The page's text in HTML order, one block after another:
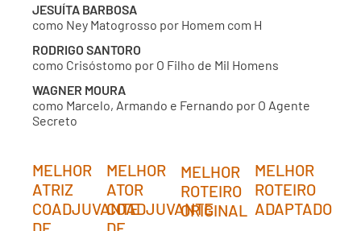
JESUÍTA BARBOSA
como Ney Matogrosso por Homem com H
RODRIGO SANTORO
como Crisóstomo por O Filho de Mil Homens
WAGNER MOURA
como Marcelo, Armando e Fernando por O Agente
Secreto
MELHOR
ATRIZ
COADJUVANTE
MELHOR
ATOR
COADJUVANTE
MELHOR
ROTEIRO
ORIGINAL
MELHOR
ROTEIRO
ADAPTADO